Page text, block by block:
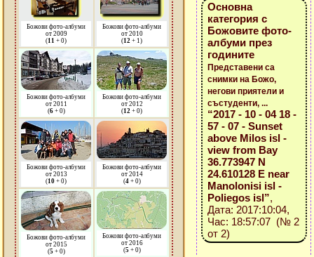
Божови фото-албуми
от 2009
(11 + 0)
Божови фото-албуми
от 2010
(12 + 1)
Божови фото-албуми
от 2011
(6+ 0)
Божови фото-албуми
от 2012
(12 + 0)
Божови фото-албуми
от 2013
(10 + 0)
Божови фото-албуми
от 2014
(4+ 0)
Божови фото-албуми
от 2015
(5+ 0)
Божови фото-албуми
от 2016
(5+ 0)
Основна
категория с
Божовите фото-
албуми през
годините
Представени са
снимки на Божо,
негови приятели и
състуденти, ...
“2017 - 10 - 04 18 -
57 - 07 - Sunset
above Milos isl -
view from Bay
36.773947 N
24.610128 E near
Manolonisi isl -
Poliegos isl”,
Дата: 2017:10:04,
Час: 18:57:07 (№ 2
от 2)